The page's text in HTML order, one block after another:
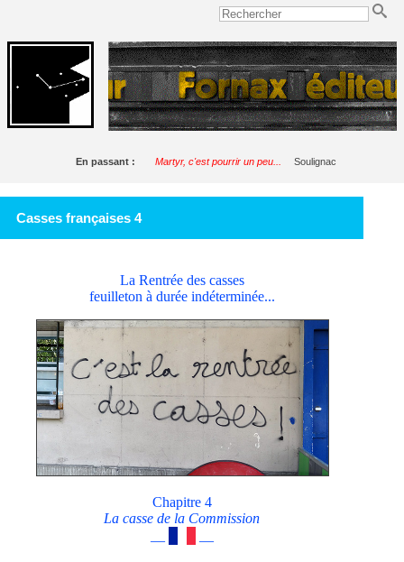
En passant : Martyr, c'est pourrir un peu... Soulignac
Casses françaises 4
La Rentrée des casses
feuilleton à durée indéterminée...
Chapitre 4
La casse de la Commission
—
—